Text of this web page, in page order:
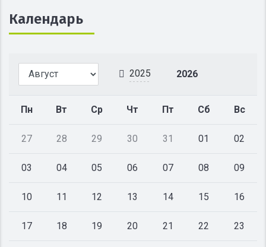
Календарь
2025 2026
Пн Вт Ср Чт Пт Сб Вс
27 28 29 30 31 01 02
03 04 05 06 07 08 09
10 11 12 13 14 15 16
17 18 19 20 21 22 23